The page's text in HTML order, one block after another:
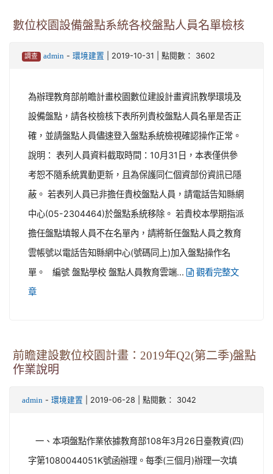
數位校園設備盤點系統各校盤點人員名單檢核
調查 admin- 環境建置 | 2019-10-31 | 點閱數： 3602
為辦理教育部前瞻計畫校園數位建設計畫資訊教學環境及
設備盤點，請各校檢核下表所列貴校盤點人員名單是否正
確，並請盤點人員儘速登入盤點系統檢視確認操作正常。
說明： 表列人員資料截取時間：10月31日，本表僅供參
考恕不隨系統異動更新，且為保護同仁個資部份資訊已隱
蔽。 若表列人員已非擔任貴校盤點人員，請電話告知縣網
中心(05-2304464)於盤點系統移除。 若貴校本學期指派
擔任盤點填報人員不在名單內，請將新任盤點人員之教育
雲帳號以電話告知縣網中心(號碼同上)加入盤點操作名
單。 編號 盤點學校 盤點人員教育雲端...
觀看完整文
章
前瞻建設數位校園計畫：2019年Q2(第二季)盤點
作業說明
admin - 環境建置 | 2019-06-28 | 點閱數： 3042
一、本項盤點作業依據教育部108年3月26日臺教資(四)
字第1080044051K號函辦理。每季(三個月)辦理一次填